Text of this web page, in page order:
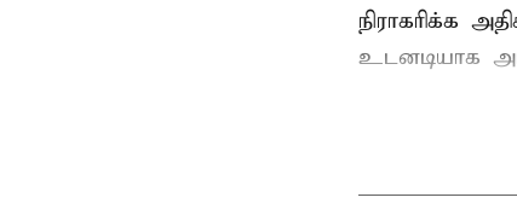
நிராகரிக்க
உடனடியாக